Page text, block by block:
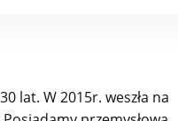
lat. W 2015r. weszła na